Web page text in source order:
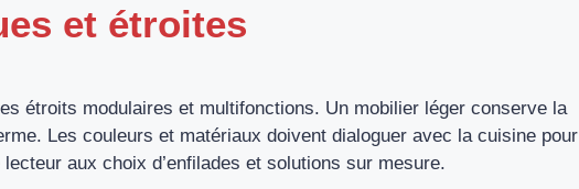
et étroites
étroits modulaires et multifonctions. Un mobilier léger conserve la
Les couleurs et matériaux doivent dialoguer avec la cuisine pour
aux choix d’enfilades et solutions sur mesure.